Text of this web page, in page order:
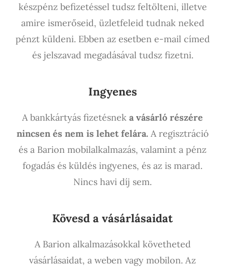
készpénz befizetéssel tudsz feltölteni, illetve
amire ismerőseid, üzletfeleid tudnak neked
pénzt küldeni. Ebben az esetben e-mail címed
és jelszavad megadásával tudsz fizetni.
Ingyenes
A bankkártyás fizetésnek a vásárló részére
nincsen és nem is lehet felára.A regisztráció
és a Barion mobilalkalmazás, valamint a pénz
fogadás és küldés ingyenes, és az is marad.
Nincs havi díj sem.
Kövesd a vásárlásaidat
A Barion alkalmazásokkal követheted
vásárlásaidat, a weben vagy mobilon. Az